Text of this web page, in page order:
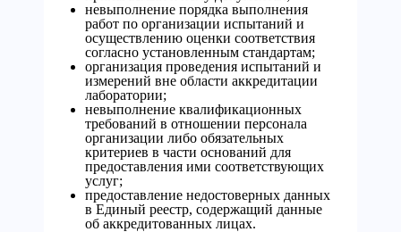
невыполнение порядка выполнения
работ по организации испытаний и
осуществлению оценки соответствия
согласно установленным стандартам;
организация проведения испытаний и
измерений вне области аккредитации
лаборатории;
невыполнение квалификационных
требований в отношении персонала
организации либо обязательных
критериев в части оснований для
предоставления ими соответствующих
услуг;
предоставление недостоверных данных
в Единый реестр, содержащий данные
об аккредитованных лицах.